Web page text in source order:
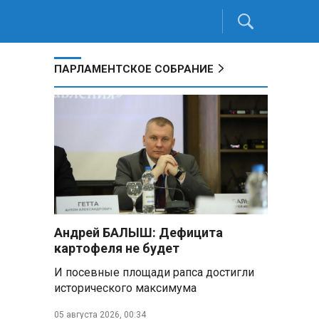
ПАРЛАМЕНТСКОЕ СОБРАНИЕ
Андрей БАЛЫШ: Дефицита
картофеля не будет
И посевные площади рапса достигли
исторического максимума
05 августа 2026, 00:34